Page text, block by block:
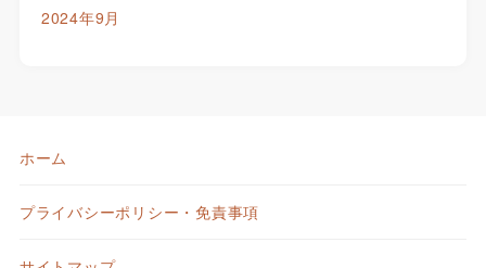
2024年9月
ホーム
プライバシーポリシー・免責事項